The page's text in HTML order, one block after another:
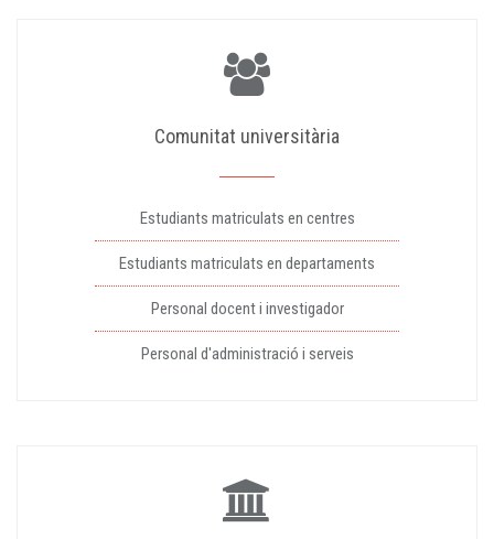
Comunitat universitària
Estudiants matriculats en centres
Estudiants matriculats en departaments
Personal docent i investigador
Personal d'administració i serveis